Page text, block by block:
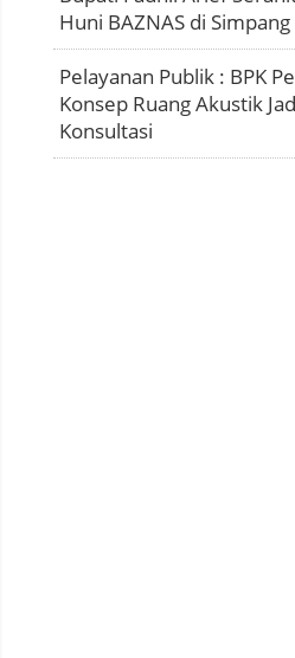
Huni BAZNAS di
Pelayanan Publik : BPK
Konsep Ruang Akustik
Konsultasi